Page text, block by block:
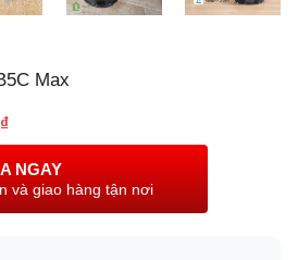
Max
₫Giá
là:
5.950.000₫.
NGAY
và giao hàng tận nơi